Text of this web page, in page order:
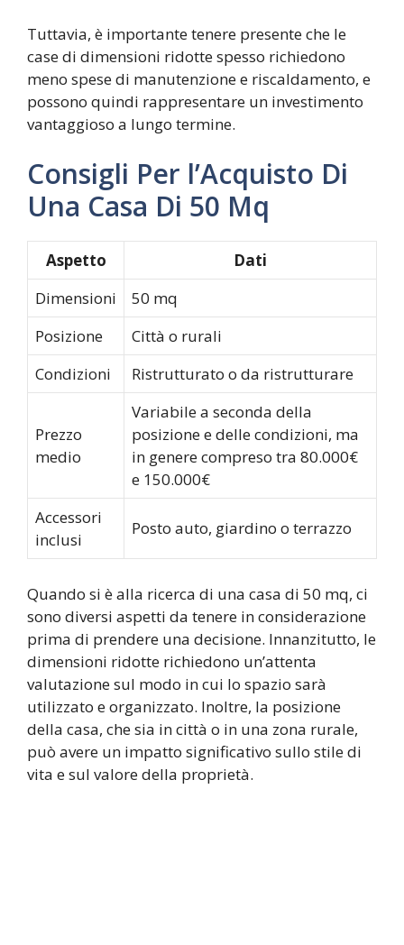
Tuttavia, è importante tenere presente che le
case di dimensioni ridotte spesso richiedono
meno spese di manutenzione e riscaldamento, e
possono quindi rappresentare un investimento
vantaggioso a lungo termine.
Consigli Per l’Acquisto Di
Una Casa Di 50 Mq
Aspetto
Dati
Dimensioni
50 mq
Posizione
Città o rurali
Condizioni
Ristrutturato o da ristrutturare
Prezzo
medio
Variabile a seconda della
posizione e delle condizioni, ma
in genere compreso tra 80.000€
e 150.000€
Accessori
inclusi
Posto auto, giardino o terrazzo
Quando si è alla ricerca di una casa di 50 mq, ci
sono diversi aspetti da tenere in considerazione
prima di prendere una decisione. Innanzitutto, le
dimensioni ridotte richiedono un’attenta
valutazione sul modo in cui lo spazio sarà
utilizzato e organizzato. Inoltre, la posizione
della casa, che sia in città o in una zona rurale,
può avere un impatto significativo sullo stile di
vita e sul valore della proprietà.